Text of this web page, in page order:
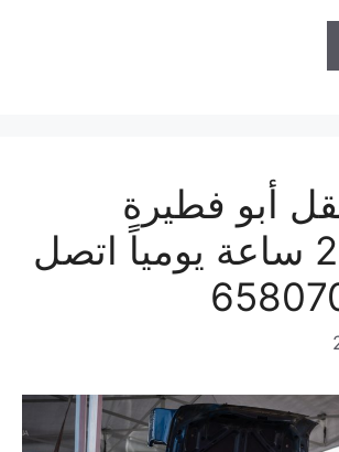
أبو فطيرة
بخدمة 24 ساعة يومياً اتصل